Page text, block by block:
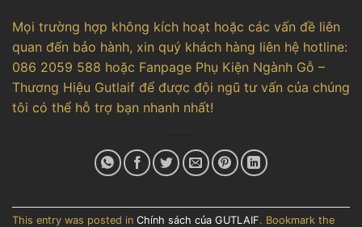
Mọi trường hợp không kích hoạt hoặc các vấn đề liên
quan đến bảo hành, xin quý khách hàng liên hệ hotline:
086 2059 588 hoặc Fanpage Phụ Kiện Ngành Gỗ –
Thương Hiệu Gutlaif để được đội ngũ tư vấn của chúng
tôi có thể hỗ trợ bạn nhanh nhất!
This entry was posted in Chính sách của GUTLAIF. Bookmark the